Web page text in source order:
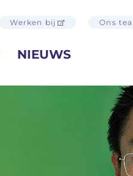
NIEUWS
Werken bij Ons